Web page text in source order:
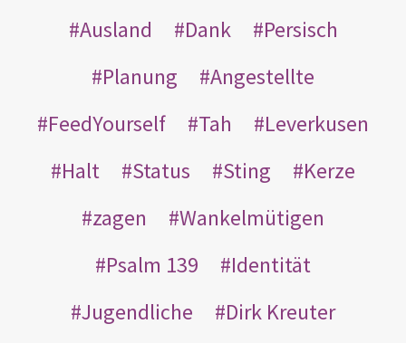
Ausland
Dank
Persisch
Planung
Angestellte
FeedYourself
Tah
Leverkusen
Halt
Status Sting
Kerze
zagen
Wankelmütigen
Psalm 139
Identität
Jugendliche
Dirk Kreuter